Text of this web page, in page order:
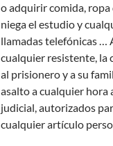
o adquirir comida, ropa
niega el estudio y
llamadas telefónicas …
cualquier resistente, la
al prisionero y a su
asalto a cualquier hora
judicial, autorizados
cualquier artículo